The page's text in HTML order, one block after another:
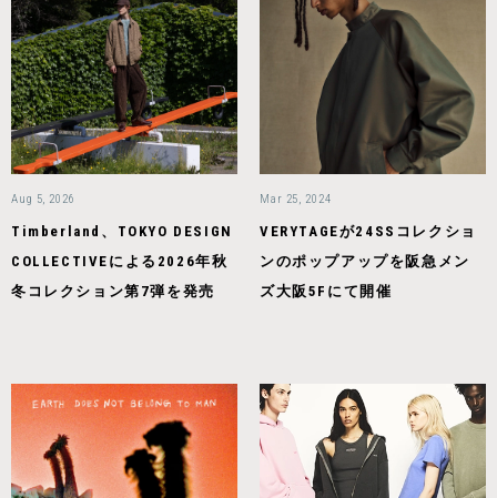
Aug 5, 2026
Timberland、TOKYO DESIGN
COLLECTIVEによる2026年秋
冬コレクション第7弾を発売
Mar 25, 2024
VERYTAGEが24SSコレクショ
ンのポップアップを阪急メン
ズ大阪5Fにて開催